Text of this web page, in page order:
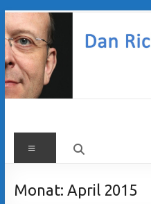
Zum
Inhalt
springen
Dan
Richter
Menü
Monat: April 2015